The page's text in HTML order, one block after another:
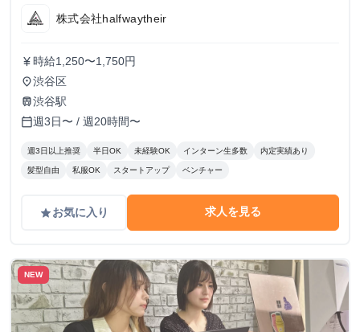
株式会社halfwaytheir
currency_yen 時給1,250〜1,750円
place渋谷区
train渋谷駅
calendar_today週3日〜 / 週20時間〜
週3日以上推奨 半日OK 未経験OK インターン生多数 内定実績あり
髪型自由 私服OK スタートアップ ベンチャー
gradeお気に入り 求人を見る
NEW